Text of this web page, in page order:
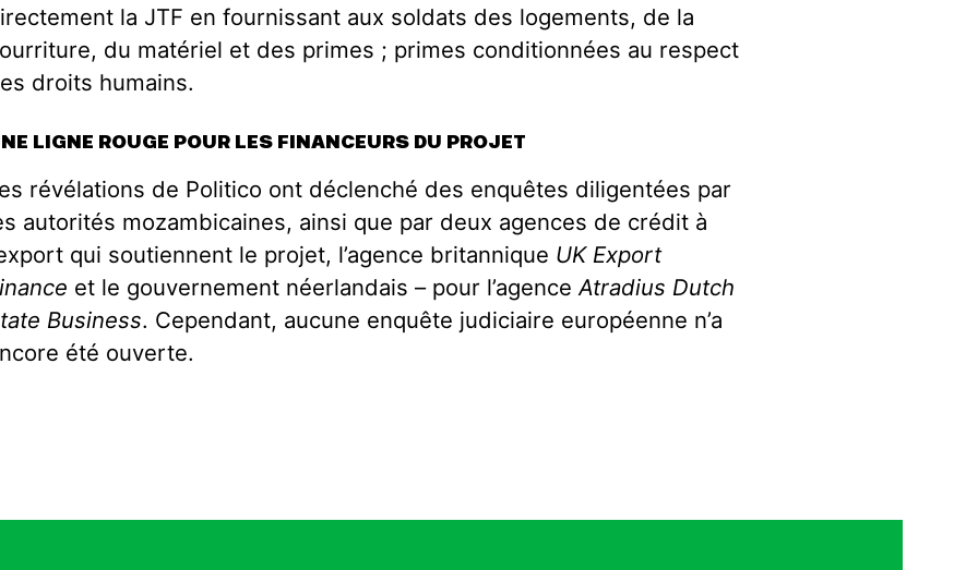
la JTF en fournissant aux soldats des logements, de la
du matériel et des primes ; primes conditionnées au respect
droits humains.
LIGNE ROUGE POUR LES FINANCEURS DU PROJET
révélations de Politico ont déclenché des enquêtes diligentées par
autorités mozambicaines, ainsi que par deux agences de crédit à
qui soutiennent le projet, l’agence britannique UK Export
et le gouvernement néerlandais – pour l’agenceAtradius Dutch
Business. Cependant, aucune enquête judiciaire européenne n’a
été ouverte.